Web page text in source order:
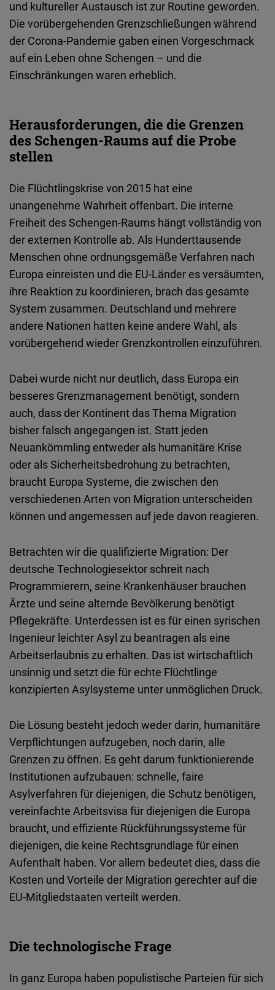
und kulturellerAustausch istzur Routine geworden.
Die vorübergehenden Grenzschließungen während
der Corona-Pandemie gaben einen Vorgeschmack
auf ein Leben ohne Schengen – und die
Einschränkungen waren erheblich.
Herausforderungen, die die Grenzen
des Schengen-Raums auf die Probe
stellen
Die Flüchtlingskrise von 2015 hat eine
unangenehme Wahrheit offenbart. Die interne
Freiheit desSchengen-Raums hängtvollständig von
der externen Kontrolle ab. Als Hunderttausende
Menschen ohne ordnungsgemäße Verfahren nach
Europa einreisten und die EU-Länder esversäumten,
ihre Reaktion zu koordinieren, brach das gesamte
System zusammen. Deutschland und mehrere
andere Nationen hatten keine andere Wahl, als
vorübergehend wieder Grenzkontrollen einzuführen.
Dabei wurde nicht nur deutlich, dass Europa ein
besseres Grenzmanagement benötigt, sondern
auch, dass der Kontinent dasThema Migration
bisherfalsch angegangen ist. Statt jeden
Neuankömmling entweder als humanitäre Krise
oder alsSicherheitsbedrohung zu betrachten,
braucht Europa Systeme, die zwischen den
verschiedenen Arten von Migration unterscheiden
können und angemessen auf jede davon reagieren.
Betrachten wir die qualifizierte Migration: Der
deutsche Technologiesektor schreit nach
Programmierern, seine Krankenhäuser brauchen
Ärzte und seine alternde Bevölkerung benötigt
Pflegekräfte. Unterdessen ist es für einen syrischen
Ingenieur leichterAsyl zu beantragen als eine
Arbeitserlaubniszu erhalten. Das istwirtschaftlich
unsinnig und setzt die für echte Flüchtlinge
konzipierten Asylsysteme unter unmöglichen Druck.
Die Lösung besteht jedoch weder darin, humanitäre
Verpflichtungen aufzugeben, noch darin, alle
Grenzen zu öffnen. Es geht darum funktionierende
Institutionen aufzubauen: schnelle, faire
Asylverfahren für diejenigen, die Schutz benötigen,
vereinfachte Arbeitsvisa für diejenigen die Europa
braucht, und effiziente Rückführungssysteme für
diejenigen, die keine Rechtsgrundlage für einen
Aufenthalt haben. Vor allem bedeutet dies, dass die
Kosten und Vorteile der Migration gerechter auf die
EU-Mitgliedstaaten verteiltwerden.
Die technologische Frage
In ganz Europa haben populistische Parteien für sich